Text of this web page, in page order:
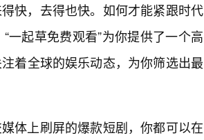
快，去得也快。如何才能紧跟时代
一起草免费观看”为你提供了一个高
着全球的娱乐动态，为你筛选出最
体上刷屏的爆款短剧，你都可以在